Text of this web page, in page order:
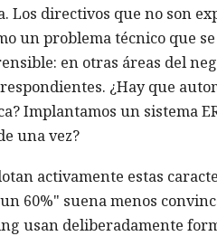
Los directivos que no son
un problema técnico que
en otras áreas del
¿Hay que
Implantamos un sistema
una vez?
activamente estas
60%" suena menos
usan deliberadamente